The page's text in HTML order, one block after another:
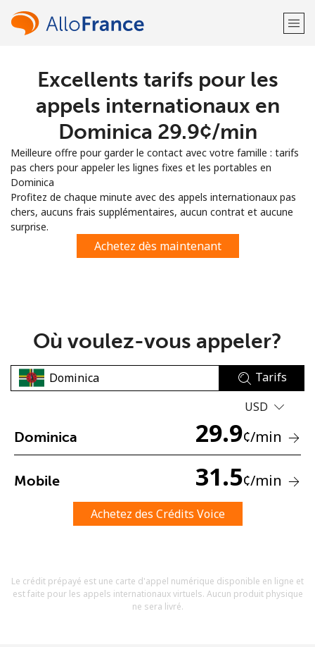
Bienvenue!
Vous avez déjà un compte?
S'enregistrer avec
ou
Aucun mot de passe créé
Un numéro
Restez en contact pour obtenir nos meilleures offres.
Excellents tarifs pour les
appels internationaux en
Dominica ⁦29.9¢⁩/min
Meilleure offre pour garder le contact avec votre famille : tarifs
pas chers pour appeler les lignes fixes et les portables en
Dominica
Profitez de chaque minute avec des appels internationaux pas
chers, aucuns frais supplémentaires, aucun contrat et aucune
surprise.
Achetez dès maintenant
Où voulez-vous appeler?
Tarifs
USD
Dominica 29.9¢/min
Mobile 31.5¢/min
Achetez des Crédits Voice
Le crédit prépayé est une carte d'appel numérique disponible en ligne et
est faite pour les appels internationaux virtuels. Aucun produit physique
ne sera livré.